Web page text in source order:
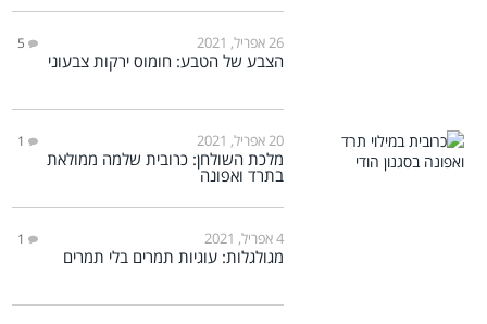
26 אפריל, 2021 5
הצבע של הטבע: חומוס ירקות צבעוני
20 אפריל, 2021 1
מלכת השולחן: כרובית שלמה ממולאת
בתרד ואפונה
4 אפריל, 2021 1
מגולגלות: עוגיות תמרים בלי תמרים